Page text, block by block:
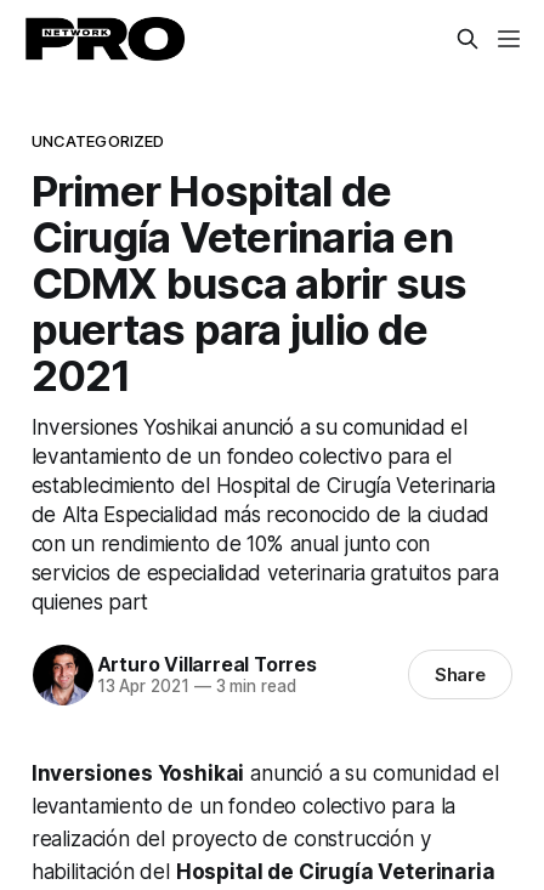
UNCATEGORIZED
Primer Hospital de
Cirugía Veterinaria en
CDMX busca abrir sus
puertas para julio de
2021
Inversiones Yoshikai anunció a su comunidad el
levantamiento de un fondeo colectivo para el
establecimiento del Hospital de Cirugía Veterinaria
de Alta Especialidad más reconocido de la ciudad
con un rendimiento de 10% anual junto con
servicios de especialidad veterinaria gratuitos para
quienes part
Arturo Villarreal Torres
13 Apr 2021 —3 min read Share
Inversiones Yoshikai anunció a su comunidad el
levantamiento de un fondeo colectivo para la
realización del proyecto de construcción y
habilitación del Hospital de Cirugía Veterinaria